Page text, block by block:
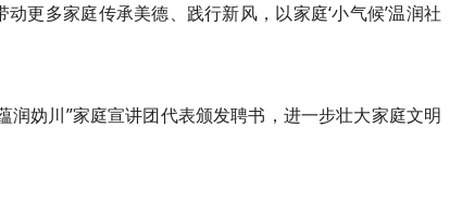
更多家庭传承美德、践行新风，以家庭‘小气候’温润社
润妫川”家庭宣讲团代表颁发聘书，进一步壮大家庭文明